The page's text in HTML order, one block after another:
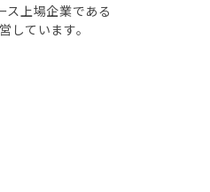
ス上場企業である
ています。